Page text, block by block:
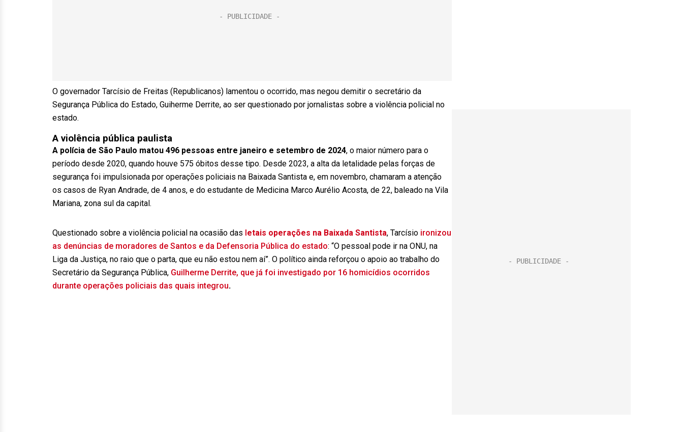
O governador Tarcísio de Freitas (Republicanos) lamentou o ocorrido, mas negou demitir o secretário da
Segurança Pública do Estado, Guiherme Derrite, ao ser questionado por jornalistas sobre a violência policial no
estado.
A violência pública paulista
A polícia de São Paulo matou 496 pessoas entre janeiro e setembro de 2024, o maior número para o
período desde 2020, quando houve 575 óbitos desse tipo. Desde 2023, a alta da letalidade pelas forças de
segurança foi impulsionada por operações policiais na Baixada Santista e, em novembro, chamaram a atenção
os casos de Ryan Andrade, de 4 anos, e do estudante de Medicina Marco Aurélio Acosta, de 22, baleado na Vila
Mariana, zona sul da capital.
Questionado sobre a violência policial na ocasião das letais operações na Baixada Santista, Tarcísio ironizou
as denúncias de moradores de Santos e da Defensoria Pública do estado: “O pessoal pode ir na ONU, na
Liga da Justiça, no raio que o parta, que eu não estou nem aí”. O político ainda reforçou o apoio ao trabalho do
Secretário da Segurança Pública, Guilherme Derrite, que já foi investigado por 16 homicídios ocorridos
durante operações policiais das quais integrou.